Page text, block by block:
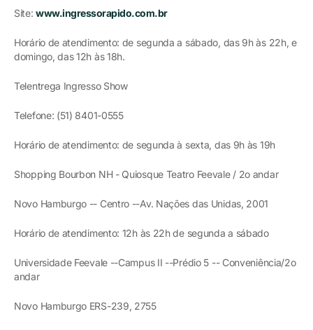
Site:www.ingressorapido.com.br
Horário de atendimento: de segunda a sábado, das 9h às 22h, e
domingo, das 12h às 18h.
Telentrega Ingresso Show
Telefone: (51) 8401-0555
Horário de atendimento: de segunda à sexta, das 9h às 19h
Shopping Bourbon NH - Quiosque Teatro Feevale / 2o andar
Novo Hamburgo -- Centro --Av. Nações das Unidas, 2001
Horário de atendimento: 12h às 22h de segunda a sábado
Universidade Feevale --Campus II --Prédio 5 -- Conveniência/2o
andar
Novo Hamburgo ERS-239, 2755